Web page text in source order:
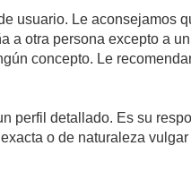
usuario. Le aconsejamos
a otra persona excepto a
concepto. Le
perfil detallado. Es su
o de naturaleza